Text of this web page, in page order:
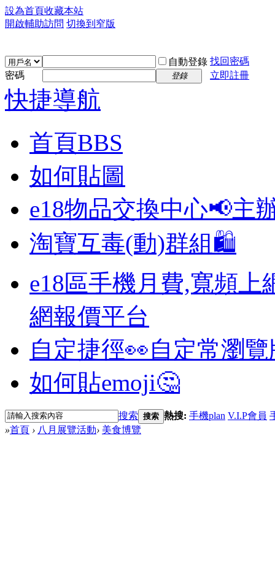
設為首頁收藏本站
開啟輔助訪問 切換到窄版
自動登錄 找回密碼
密碼
登錄 立即註冊
快捷導航
首頁BBS
如何貼圖
e18物品交換中心📢主
淘寶互毒(動)群組🛍️
e18區手機月費,寬頻上
網報價平台
自定捷徑👀自定常瀏
如何貼emoji🤔
搜索 搜索 熱搜: 手機plan V.I.P會員
»首頁 › 八月展覽活動› 美食博覽